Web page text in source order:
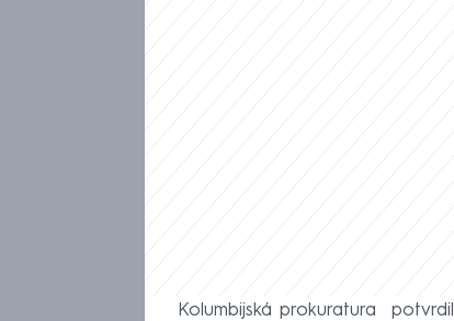
Kolumbijská prokuratura